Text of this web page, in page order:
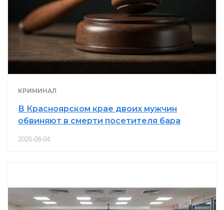
КРИМИНАЛ
В Красноярском крае двоих мужчин
обвиняют в смерти посетителя бара
2026-08-04